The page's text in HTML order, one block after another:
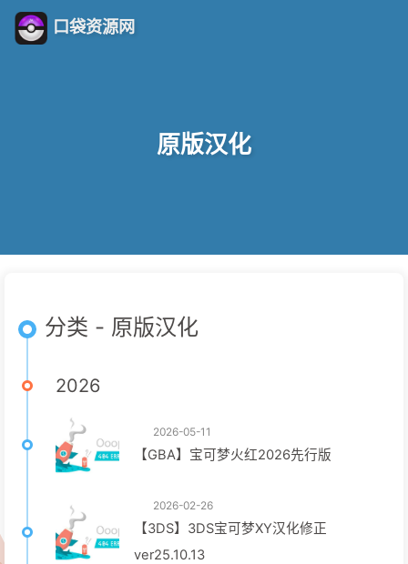
口袋资源网
原版汉化
分类 - 原版汉化
2026
2026-05-11
【GBA】宝可梦火红2026先行版
2026-02-26
【3DS】3DS宝可梦XY汉化修正
ver25.10.13